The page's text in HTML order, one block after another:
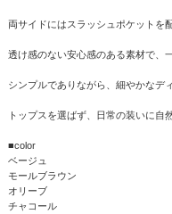
両サイドにはスラッシュポケットを
透け感のない安心感のある素材で、
シンプルでありながら、細やかなデ
トップスを選ばず、日常の装いに自
■color
ベージュ
モールブラウン
オリーブ
チャコール